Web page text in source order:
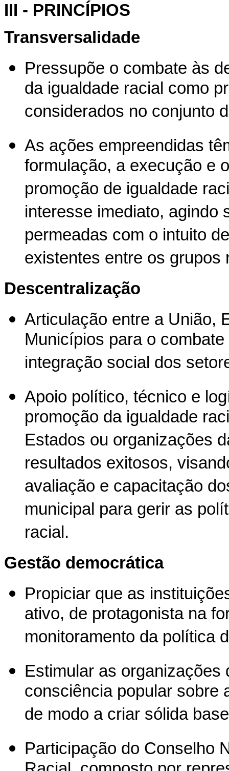
III - PRINCÍPIOS
Transversalidade
Pressupõe o combate às
da igualdade racial como
considerados no conjunto
As ações empreendidas
formulação, a execução e
promoção de igualdade
interesse imediato, agindo
permeadas com o intuito
existentes entre os grupos
Descentralização
Articulação entre a União,
Municípios para o
integração social dos
Apoio político, técnico e
promoção da igualdade
Estados ou organizações
resultados exitosos,
avaliação e capacitação
municipal para gerir as
racial.
Gestão democrática
Propiciar que as
ativo, de protagonista na
monitoramento da política
Estimular as organizações
consciência popular sobre
de modo a criar sólida
Participação do Conselho